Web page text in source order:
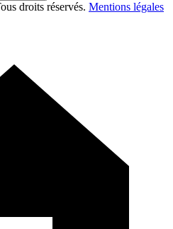
droits réservés. Mentions légales